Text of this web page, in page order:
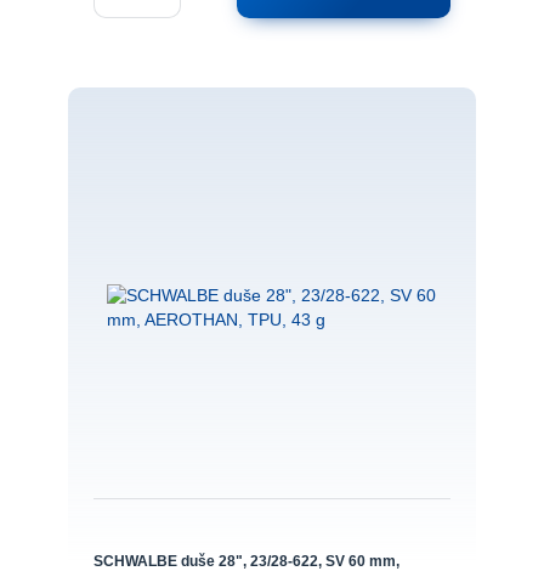
SCHWALBE duše 28", 23/28-622, SV 60 mm,